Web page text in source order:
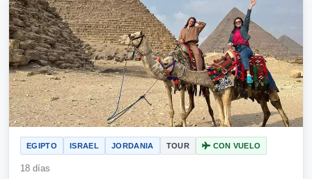
EGIPTO ISRAEL JORDANIA TOUR CON VUELO
18 días